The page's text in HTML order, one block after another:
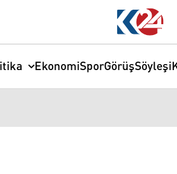
EkonomiSporGörüşSöyleşi